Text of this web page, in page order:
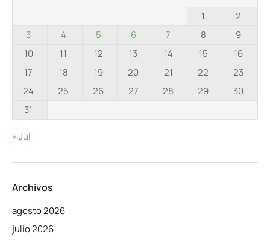
1
2
3
4 5 6 7 8
9
10
11 12 13 14 15
16
17
18 19 20 21 22
23
24
25 26 27 28 29
30
31
« Jul
Archivos
agosto 2026
julio 2026